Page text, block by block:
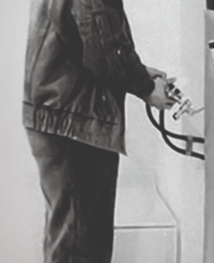
Edifici commerciali e
pubblici
Riscaldamento dell’acqua sanitaria
Riscaldamento e raffreddamento dei
locali commerciali
Recupero del calore residuo
Personalizzato
Mappa delle pompe di calore
L'esperienza dei nostri clienti